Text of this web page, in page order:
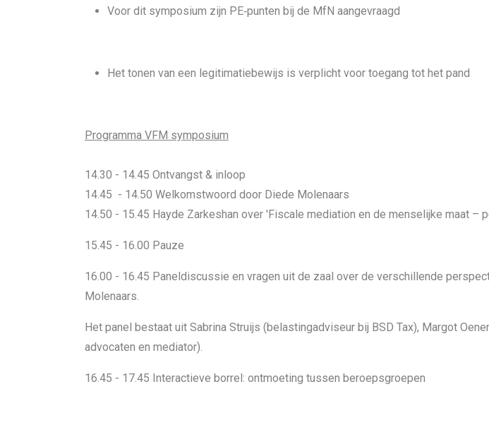
Voor dit symposium zijn PE‑punten bij de MfN aangevraagd
Het tonen van een legitimatiebewijs is verplicht voor toegang tot het pand
Programma VFM symposium
14.30 - 14.45 Ontvangst & inloop
14.45 - 14.50 Welkomstwoord door Diede Molenaars
14.50 - 15.45 Hayde Zarkeshan over 'Fiscale mediation en de menselijke maat –
15.45 - 16.00 Pauze
16.00 - 16.45 Paneldiscussie en vragen uit de zaal over de verschillende
Molenaars.
Het panel bestaat uit Sabrina Struijs (belastingadviseur bij BSD Tax), Margot
advocaten en mediator).
16.45 - 17.45 Interactieve borrel: ontmoeting tussen beroepsgroepen